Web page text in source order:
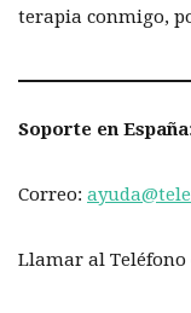
terapia conmigo,
Soporte en España:
Correo:
Llamar al Teléfono